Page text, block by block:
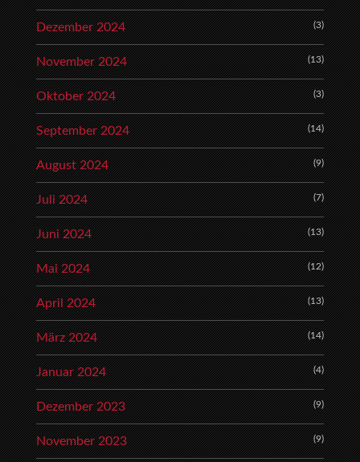
Dezember 2024 (3)
November 2024 (13)
Oktober 2024 (3)
September 2024 (14)
August 2024 (9)
Juli 2024 (7)
Juni 2024 (13)
Mai 2024 (12)
April 2024 (13)
März 2024 (14)
Januar 2024 (4)
Dezember 2023 (9)
November 2023 (9)